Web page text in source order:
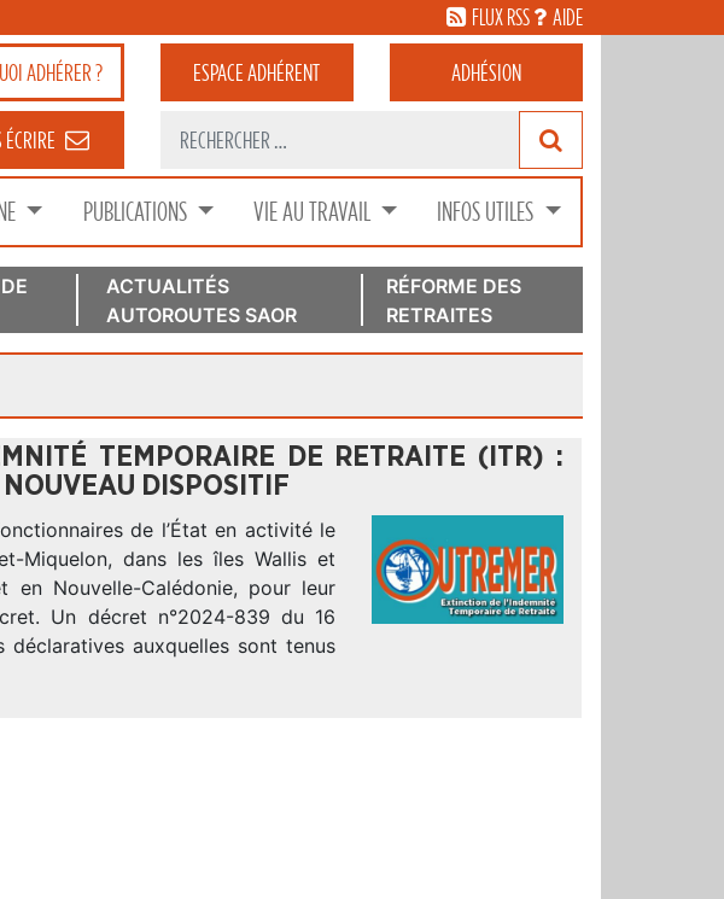
FLUX RSS AIDE
ADHÉRER ? ESPACEADHÉRENT ADHÉSION
ÉCRIRE
PUBLICATIONS VIE AU TRAVAIL INFOS UTILES
ACTUALITÉS
AUTOROUTES SAOR
RÉFORME DES
RETRAITES
TEMPORAIRE DE RETRAITE (ITR) :
DISPOSITIF
de l’État en activité le
Miquelon, dans les îles Wallis et
en Nouvelle-Calédonie, pour leur
Un décret n°2024-839 du 16
auxquelles sont tenus